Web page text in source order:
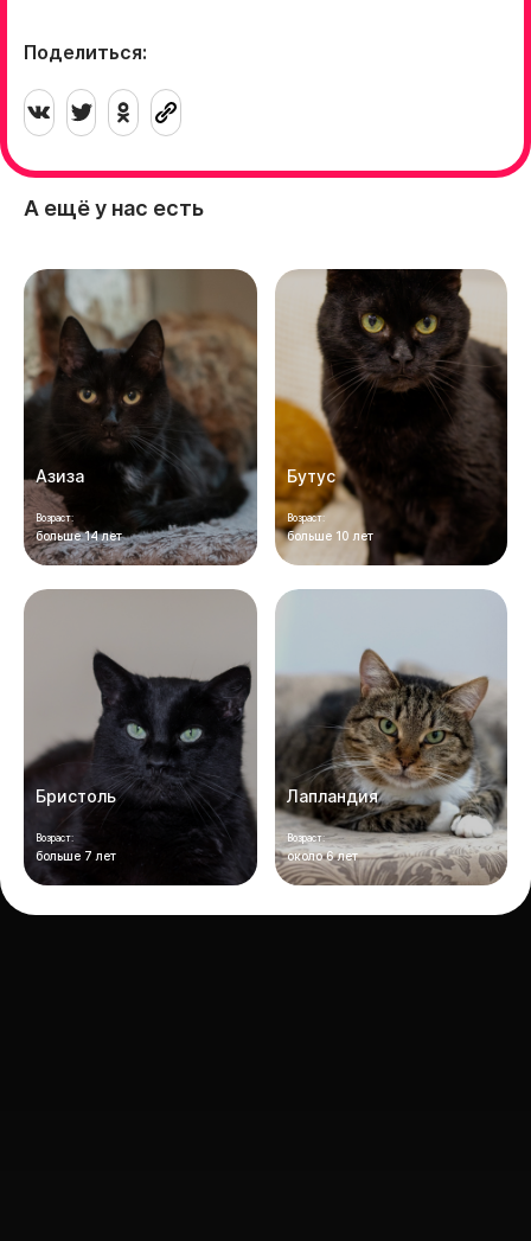
Поделиться:
А ещё у нас есть
Азиза
Возраст:
больше 14 лет
Бутус
Возраст:
больше 10 лет
Бристоль
Возраст:
больше 7 лет
Лапландия
Возраст:
около 6 лет